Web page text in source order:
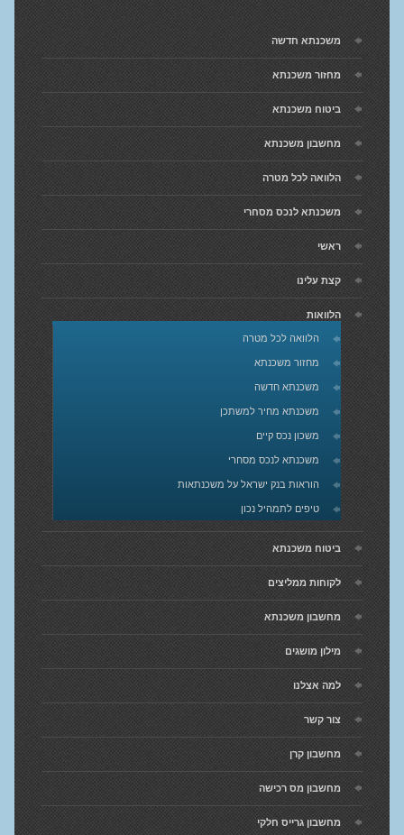
משכנתא חדשה
מחזור משכנתא
ביטוח משכנתא
מחשבון משכנתא
הלוואה לכל מטרה
משכנתא לנכס מסחרי
ראשי
קצת עלינו
הלוואות
הלוואה לכל מטרה
מחזור משכנתא
משכנתא חדשה
משכנתא מחיר למשתכן
משכון נכס קיים
משכנתא לנכס מסחרי
הוראות בנק ישראל על משכנתאות
טיפים לתמהיל נכון
ביטוח משכנתא
לקוחות ממליצים
מחשבון משכנתא
מילון מושגים
למה אצלנו
צור קשר
מחשבון קרן
מחשבון מס רכישה
מחשבון גרייס חלקי